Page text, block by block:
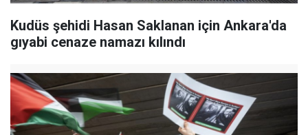
Kudüs şehidi Hasan Saklanan için Ankara'da
gıyabi cenaze namazı kılındı